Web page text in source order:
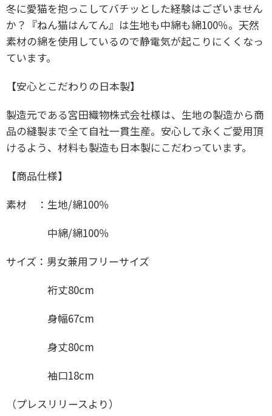
冬に愛猫を抱っこしてバチッとした経験はございません
か？『ねん猫はんてん』は生地も中綿も綿100％。天然
素材の綿を使用しているので静電気が起こりにくくなっ
ています。
【安心とこだわりの日本製】
製造元である宮田織物株式会社様は、生地の製造から商
品の縫製まで全て自社一貫生産。安心して永くご愛用頂
けるよう、材料も製造も日本製にこだわっています。
【商品仕様】
素材 ：生地/綿100％
中綿/綿100％
サイズ：男女兼用フリーサイズ
裄丈80cm
身幅67cm
身丈80cm
袖口18cm
（プレスリリースより）